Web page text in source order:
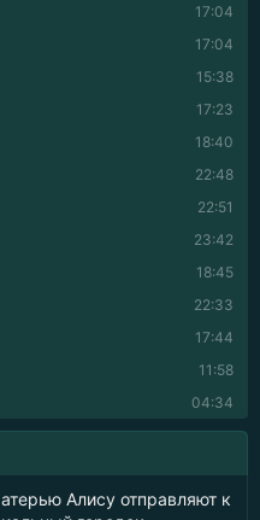
17:04
17:04
15:38
17:23
18:40
22:48
22:51
23:42
18:45
22:33
17:44
11:58
04:34
Алису отправляют к